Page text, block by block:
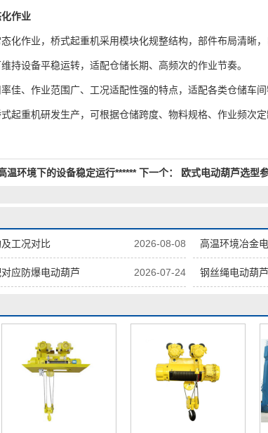
作业
作业，桥式起重机采用模块化规整结构，部件布局清晰
持设备平稳运转，适配仓储长期、高频次的作业节奏。
、作业范围广、工况适配性强的特点，适配各类仓储车
起重机研发生产，可根据仓储跨度、物料规格、作业频次
温环境下的设备稳定运行******下一个： 欧式电动葫芦选型
2026-08-08
工况对比 高温环境冶金
2026-07-24
应防爆电动葫芦 钢丝绳电动葫